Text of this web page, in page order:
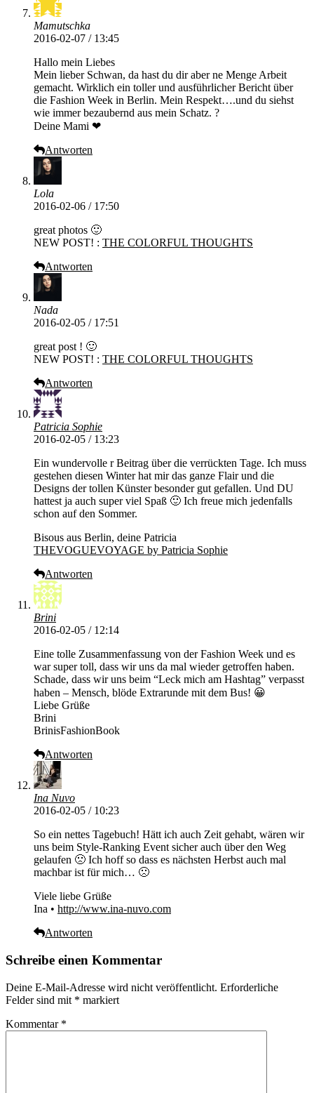
Mamutschka
2016-02-07 / 13:45
Hallo mein Liebes
Mein lieber Schwan, da hast du dir aber ne Menge Arbeit
gemacht. Wirklich ein toller und ausführlicher Bericht über
die Fashion Week in Berlin. Mein Respekt….und du siehst
wie immer bezaubernd aus mein Schatz. ?
Deine Mami ❤
Antworten
Lola
2016-02-06 / 17:50
great photos 🙂
NEW POST! : THE COLORFUL THOUGHTS
Antworten
Nada
2016-02-05 / 17:51
great post ! 🙂
NEW POST! : THE COLORFUL THOUGHTS
Antworten
Patricia Sophie
2016-02-05 / 13:23
Ein wundervolle r Beitrag über die verrückten Tage. Ich muss
gestehen diesen Winter hat mir das ganze Flair und die
Designs der tollen Künster besonder gut gefallen. Und DU
hattest ja auch super viel Spaß 🙂 Ich freue mich jedenfalls
schon auf den Sommer.
Bisous aus Berlin, deine Patricia
THEVOGUEVOYAGE by Patricia Sophie
Antworten
Brini
2016-02-05 / 12:14
Eine tolle Zusammenfassung von der Fashion Week und es
war super toll, dass wir uns da mal wieder getroffen haben.
Schade, dass wir uns beim “Leck mich am Hashtag” verpasst
haben – Mensch, blöde Extrarunde mit dem Bus! 😀
Liebe Grüße
Brini
BrinisFashionBook
Antworten
Ina Nuvo
2016-02-05 / 10:23
So ein nettes Tagebuch! Hätt ich auch Zeit gehabt, wären wir
uns beim Style-Ranking Event sicher auch über den Weg
gelaufen 🙁 Ich hoff so dass es nächsten Herbst auch mal
machbar ist für mich… 🙁
Viele liebe Grüße
Ina • http://www.ina-nuvo.com
Antworten
Schreibe einen Kommentar
Deine E-Mail-Adresse wird nicht veröffentlicht. Erforderliche
Felder sind mit * markiert
Kommentar *